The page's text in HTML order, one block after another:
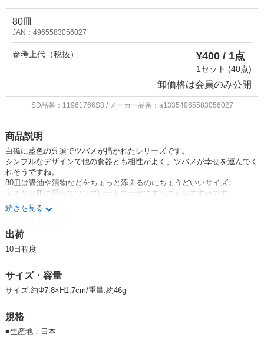
80皿
JAN：4965583056027
参考上代（税抜） ¥400 / 1点
1セット (40点)
卸価格は会員のみ公開
SD品番：11961766S3 / メーカー品番：a13354965583056027
商品説明
白磁に藍色の呉須でツバメが描かれたシリーズです。
シンプルなデザインで他の食器とも相性がよく、ツバメが幸せを運んでく
れそうですね。
80皿は醤油や漬物などをちょっと添えるのにちょうどいいサイズ。
大きなお皿に重ねてワンプレートコーデにするのもおすすめです。
★ツバメシリーズはコチラ★
★新商品一覧はコチラ★
みのる陶器 美濃焼 日本製 Made in Japan 食器 器 うつわ 暮らし 食卓 和
食器 テーブルウエア 生活雑貨 皿 tableware minoyaki Japanese china plat
eakfast うちごはん うちカフェ
続きを見る
出荷
10日程度
サイズ・容量
サイズ:約Φ7.8×H1.7cm/重量:約46g
規格
■生産地：日本